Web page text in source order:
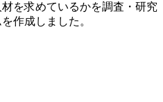
を求めているかを調査・研究
作成しました。